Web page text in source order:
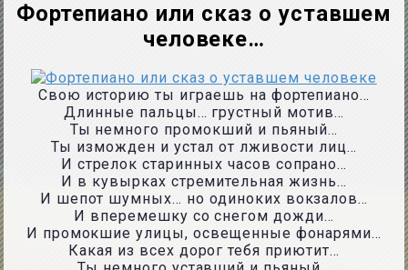
Фортепиано или сказ о уставшем
человеке…
Свою историю ты играешь на фортепиано…
Длинные пальцы… грустный мотив…
Ты немного промокший и пьяный…
Ты изможден и устал от лживости лиц…
И стрелок старинных часов сопрано…
И в кувырках стремительная жизнь…
И шепот шумных… но одиноких вокзалов…
И вперемешку со снегом дожди…
И промокшие улицы, освещенные фонарями…
Какая из всех дорог тебя приютит…